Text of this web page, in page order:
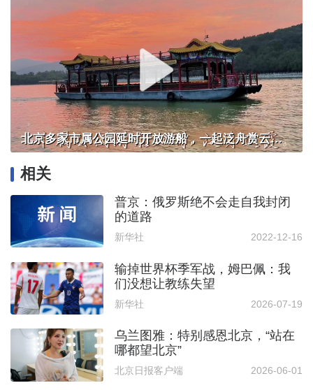
北京多家市属公园延时开放游船，一起泛舟赏云霞！
相关
普京：俄罗斯绝不会走自我封闭
的道路
新华社 2022-12-16
输掉世界杯季军战，姆巴佩：我
们没想让教练失望
新华社 2026-07-19
乌兰图雅：特别感恩北京，“站在
哪都望北京”
北京日报客户端 2026-06-01